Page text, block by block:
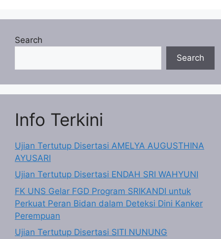
Search
Search
Info Terkini
Ujian Tertutup Disertasi AMELYA AUGUSTHINA
AYUSARI
Ujian Tertutup Disertasi ENDAH SRI WAHYUNI
FK UNS Gelar FGD Program SRIKANDI untuk
Perkuat Peran Bidan dalam Deteksi Dini Kanker
Perempuan
Ujian Tertutup Disertasi SITI NUNUNG